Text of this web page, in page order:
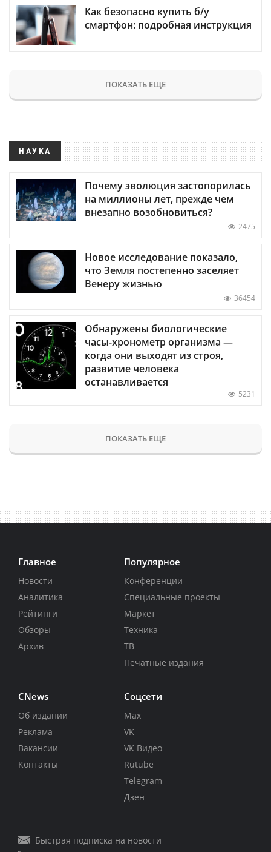
Как безопасно купить б/у
смартфон: подробная инструкция
ПОКАЗАТЬ ЕЩЕ
НАУКА
Почему эволюция застопорилась
на миллионы лет, прежде чем
внезапно возобновиться?
2475
Новое исследование показало,
что Земля постепенно заселяет
Венеру жизнью
36454
Обнаружены биологические
часы-хронометр организма —
когда они выходят из строя,
развитие человека
останавливается
5231
ПОКАЗАТЬ ЕЩЕ
Главное
Новости
Аналитика
Рейтинги
Обзоры
Архив
Популярное
Конференции
Специальные проекты
Маркет
Техника
ТВ
Печатные издания
CNews
Об издании
Реклама
Вакансии
Контакты
Соцсети
Max
VK
VK Видео
Rutube
Telegram
Дзен
Быстрая подписка на новости